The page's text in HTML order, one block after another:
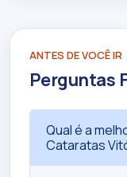
ANTES DE VOCÊ IR
Perguntas
Qual é a
Cataratas